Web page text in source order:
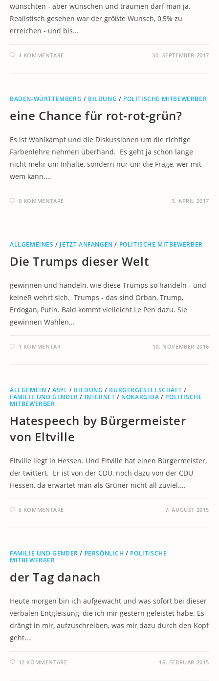
wünschten - aber wünschen und träumen darf man ja.
Realistisch gesehen war der größte Wunsch, 0,5% zu
erreichen - und bis…
4 KOMMENTARE 30. SEPTEMBER 2017
BADEN-WÜRTTEMBERG / BILDUNG / POLITISCHE MITBEWERBER
eine Chance für rot-rot-grün?
Es ist Wahlkampf und die Diskussionen um die richtige
Farbenlehre nehmen überhand. Es geht ja schon lange
nicht mehr um Inhalte, sondern nur um die Frage, wer mit
wem kann.…
0 KOMMENTARE 3. APRIL 2017
ALLGEMEINES / JETZT ANFANGEN / POLITISCHE MITBEWERBER
Die Trumps dieser Welt
gewinnen und handeln, wie diese Trumps so handeln - und
keineR wehrt sich. Trumps - das sind Orban, Trump,
Erdogan, Putin. Bald kommt vielleicht Le Pen dazu. Sie
gewinnen Wahlen…
1 KOMMENTAR 10. NOVEMBER 2016
ALLGEMEIN /ASYL / BILDUNG / BÜRGERGESELLSCHAFT /
FAMILIE UND GENDER / INTERNET / NOKARGIDA / POLITISCHE
MITBEWERBER
Hatespeech by Bürgermeister
von Eltville
Eltville liegt in Hessen. Und Eltville hat einen Bürgermeister,
der twittert. Er ist von der CDU, noch dazu von der CDU
Hessen, da erwartet man als Grüner nicht all zuviel.…
6 KOMMENTARE 7. AUGUST 2015
FAMILIE UND GENDER / PERSÖNLICH / POLITISCHE
MITBEWERBER
der Tag danach
Heute morgen bin ich aufgewacht und was sofort bei dieser
verbalen Entgleisung, die ich mir gestern geleistet habe. Es
drängt in mir, aufzuschreiben, was mir dazu durch den Kopf
geht.…
12 KOMMENTARE 16. FEBRUAR 2015